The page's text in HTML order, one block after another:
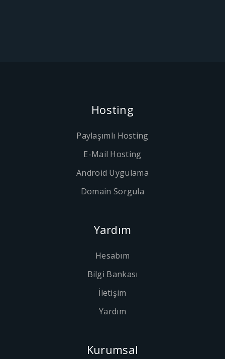
Hosting
Paylaşımlı Hosting
E-Mail Hosting
Android Uygulama
Domain Sorgula
Yardım
Hesabım
Bilgi Bankası
İletişim
Yardım
Kurumsal